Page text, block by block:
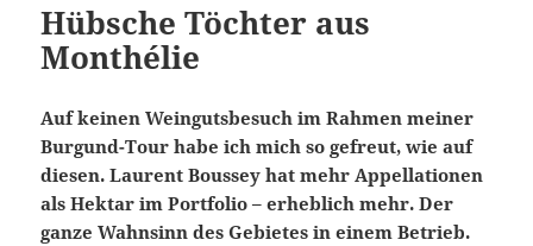
Hübsche Töchter aus
Monthélie
Auf keinen Weingutsbesuch im Rahmen meiner
Burgund-Tour habe ich mich so gefreut, wie auf
diesen. Laurent Boussey hat mehr Appellationen
als Hektar im Portfolio – erheblich mehr. Der
ganze Wahnsinn des Gebietes in einem Betrieb.